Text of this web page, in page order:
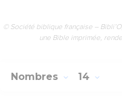
© Société biblique française –
une Bible imprimée,
Nombres 14